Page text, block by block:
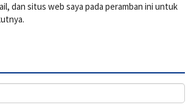
dan situs web saya pada peramban ini untuk